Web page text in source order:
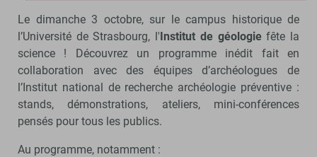
Le dimanche 3 octobre, sur le campus historique de
l’Université de Strasbourg, l'Institut de géologiefête la
science ! Découvrez un programme inédit fait en
collaboration avec des équipes d’archéologues de
l’Institut national de recherche archéologie préventive :
stands, démonstrations, ateliers, mini-conférences
pensés pour tous les publics.
Au programme, notamment :